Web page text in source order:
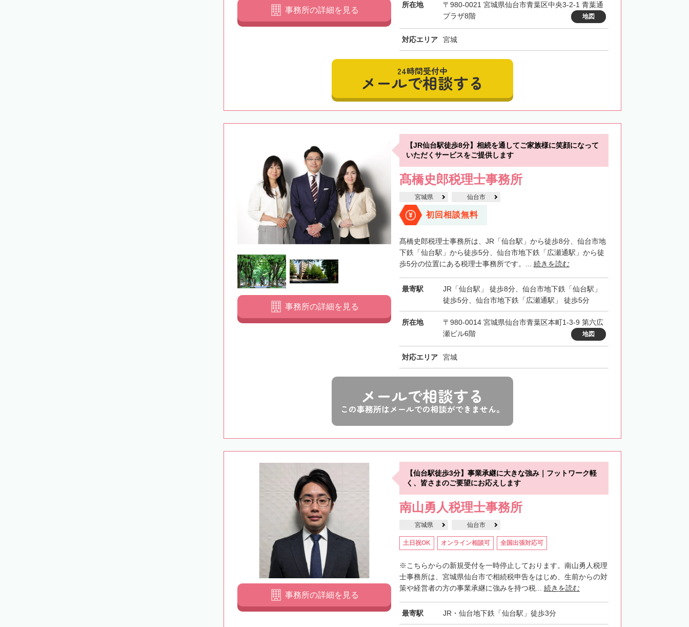
所在地
〒980-0021 宮城県仙台市青葉区中央3-2-1 青葉通
プラザ8階
地図
対応エリア 宮城
事務所の詳細を見る
24時間受付中
メールで相談する
【JR仙台駅徒歩8分】相続を通してご家族様に笑顔になって
いただくサービスをご提供します
髙橋史郎税理士事務所
宮城県 仙台市
初回相談無料
髙橋史郎税理士事務所は、JR「仙台駅」から徒歩8分、仙台市地
下鉄「仙台駅」から徒歩5分、仙台市地下鉄「広瀬通駅」から徒
歩5分の位置にある税理士事務所です。... 続きを読む
最寄駅
JR「仙台駅」 徒歩8分、仙台市地下鉄「仙台駅」
徒歩5分、仙台市地下鉄「広瀬通駅」 徒歩5分
所在地
〒980-0014 宮城県仙台市青葉区本町1-3-9 第六広
瀬ビル6階
地図
対応エリア 宮城
事務所の詳細を見る
メールで相談する
この事務所はメールでの相談ができません。
【仙台駅徒歩3分】事業承継に大きな強み｜フットワーク軽
く、皆さまのご要望にお応えします
南山勇人税理士事務所
宮城県 仙台市
土日祝OK オンライン相談可 全国出張対応可
※こちらからの新規受付を一時停止しております。南山勇人税理
士事務所は、宮城県仙台市で相続税申告をはじめ、生前からの対
策や経営者の方の事業承継に強みを持つ税... 続きを読む
最寄駅 JR・仙台地下鉄「仙台駅」徒歩3分
事務所の詳細を見る